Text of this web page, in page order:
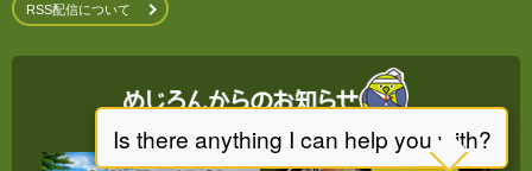
RSS配信について